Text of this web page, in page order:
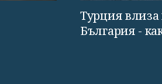
Турция влиза
България -